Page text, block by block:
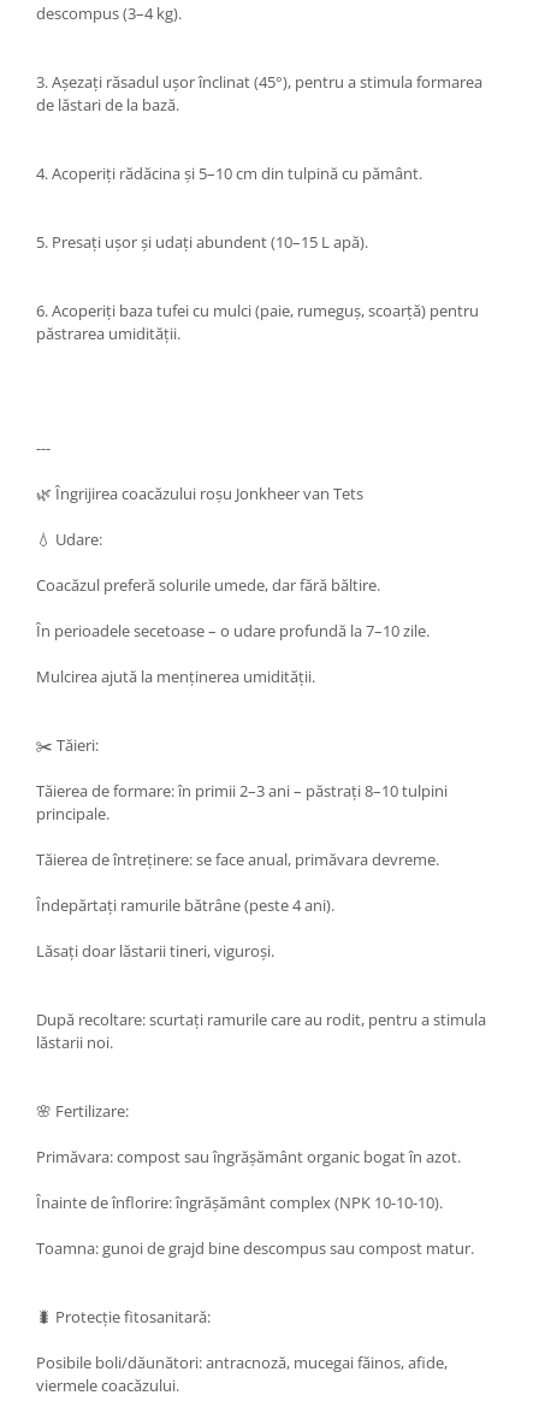
descompus (3–4 kg).
3. Așezați răsadul ușor înclinat (45°), pentru a stimula formarea
de lăstari de la bază.
4. Acoperiți rădăcina și 5–10 cm din tulpină cu pământ.
5. Presați ușor și udați abundent (10–15 L apă).
6. Acoperiți baza tufei cu mulci (paie, rumeguș, scoarță) pentru
păstrarea umidității.
---
🌿 Îngrijirea coacăzului roșu Jonkheer van Tets
💧 Udare:
Coacăzul preferă solurile umede, dar fără băltire.
În perioadele secetoase – o udare profundă la 7–10 zile.
Mulcirea ajută la menținerea umidității.
✂️ Tăieri:
Tăierea de formare: în primii 2–3 ani – păstrați 8–10 tulpini
principale.
Tăierea de întreținere: se face anual, primăvara devreme.
Îndepărtați ramurile bătrâne (peste 4 ani).
Lăsați doar lăstarii tineri, viguroși.
După recoltare: scurtați ramurile care au rodit, pentru a stimula
lăstarii noi.
🌸 Fertilizare:
Primăvara: compost sau îngrășământ organic bogat în azot.
Înainte de înflorire: îngrășământ complex (NPK 10-10-10).
Toamna: gunoi de grajd bine descompus sau compost matur.
🐛 Protecție fitosanitară:
Posibile boli/dăunători: antracnoză, mucegai făinos, afide,
viermele coacăzului.